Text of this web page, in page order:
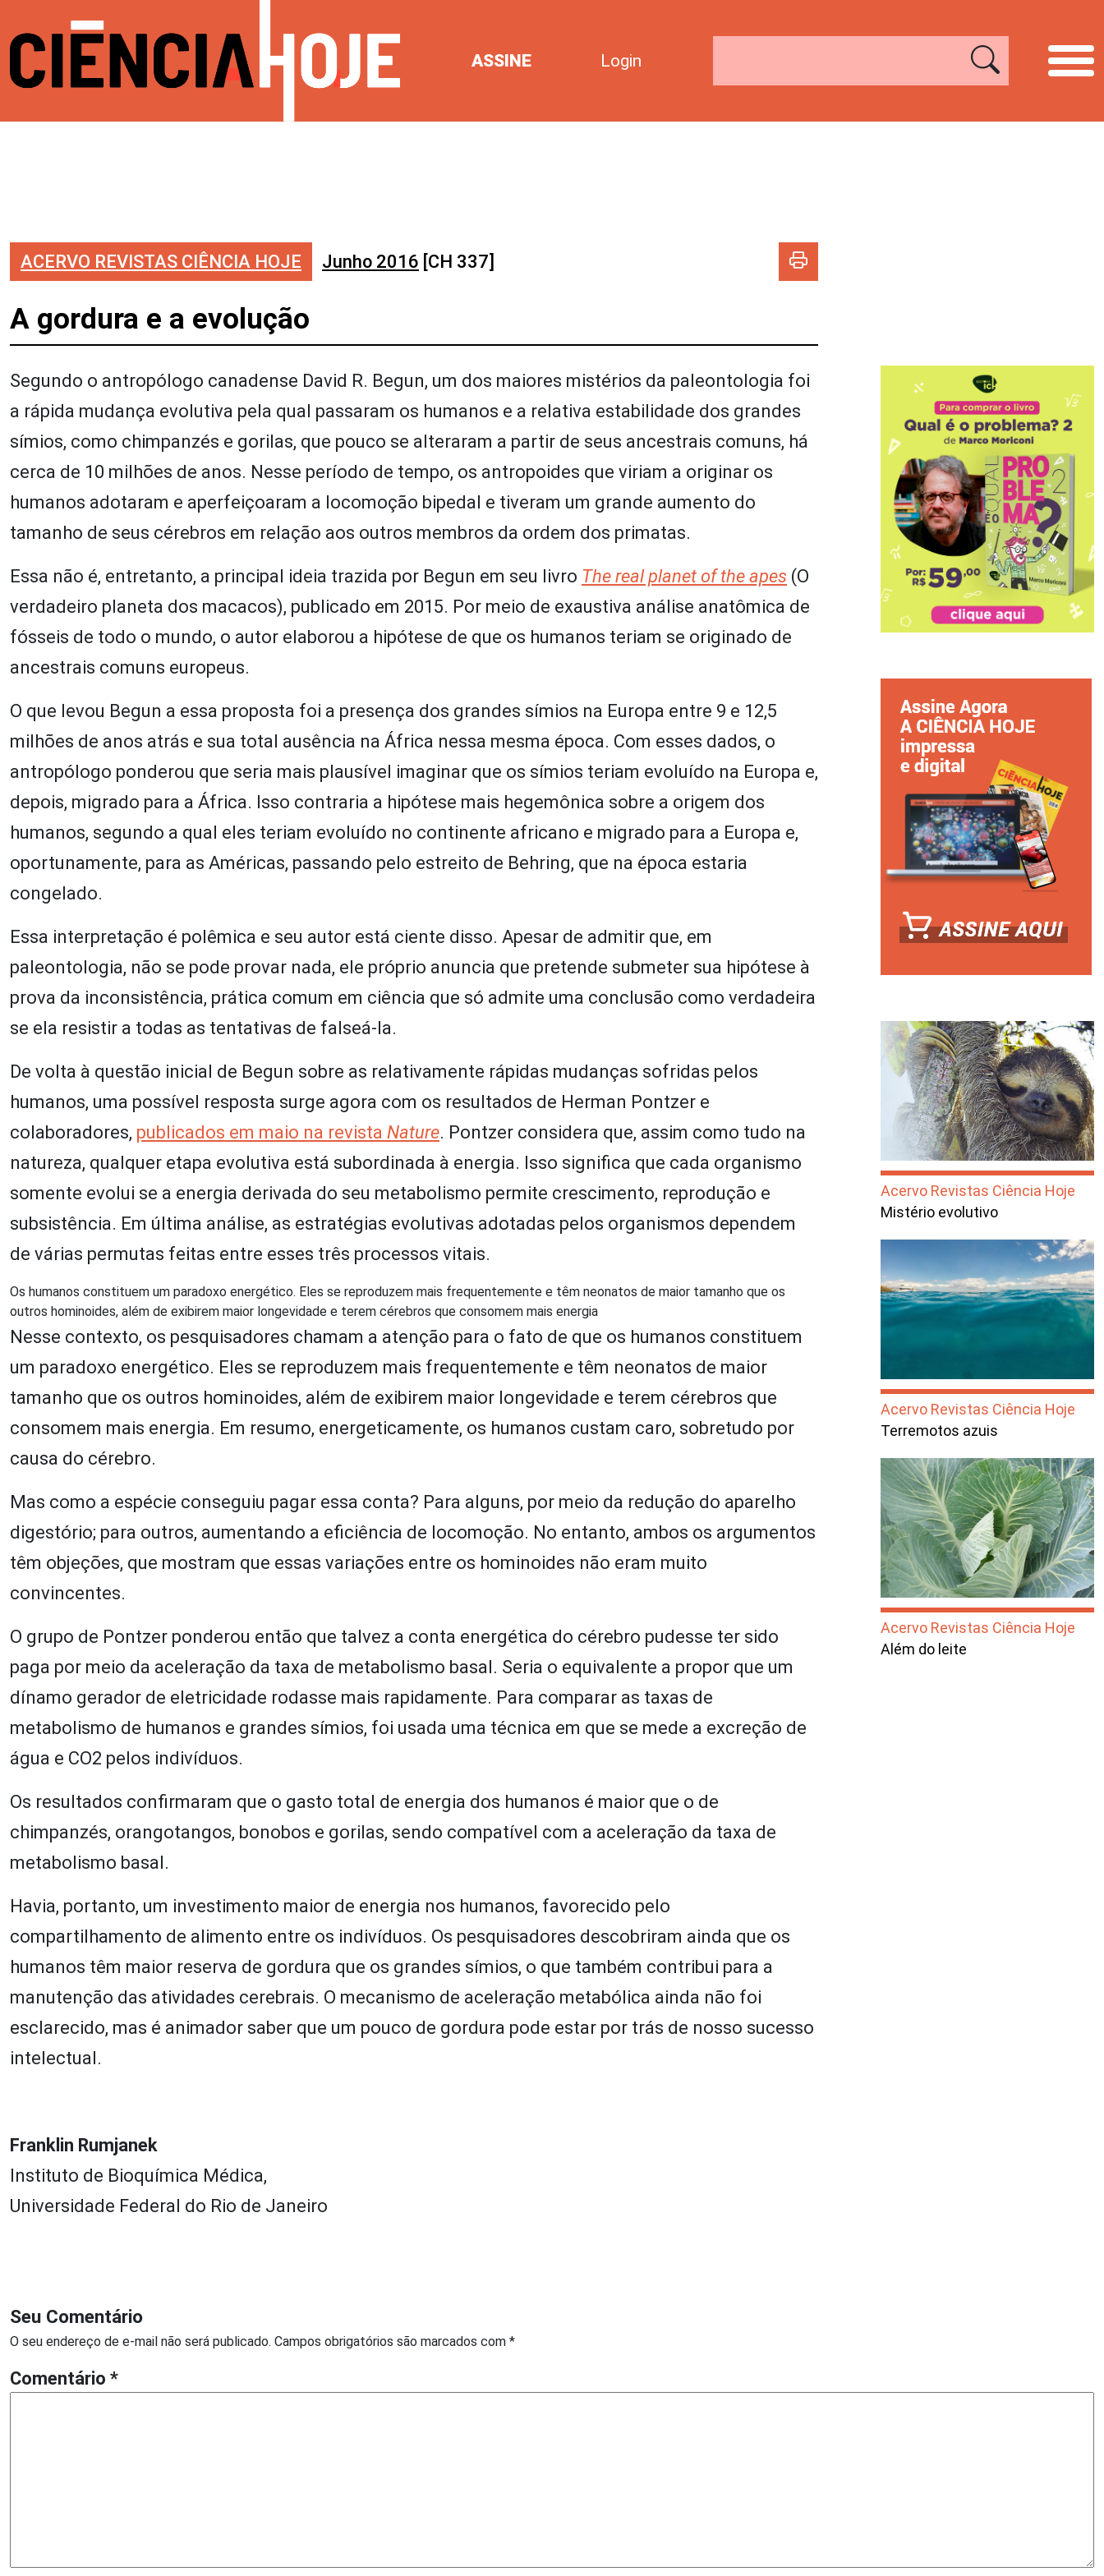
ASSINE Login
ACERVO REVISTAS CIÊNCIA HOJE Junho 2016 [CH 337]
A gordura e a evolução
Segundo o antropólogo canadense David R. Begun, um dos maiores mistérios da paleontologia foi
a rápida mudança evolutiva pela qual passaram os humanos e a relativa estabilidade dos grandes
símios, como chimpanzés e gorilas, que pouco se alteraram a partir de seus ancestrais comuns, há
cerca de 10 milhões de anos. Nesse período de tempo, os antropoides que viriam a originar os
humanos adotaram e aperfeiçoaram a locomoção bipedal e tiveram um grande aumento do
tamanho de seus cérebros em relação aos outros membros da ordem dos primatas.
Essa não é, entretanto, a principal ideia trazida por Begun em seu livro The real planet of the apes (O
verdadeiro planeta dos macacos), publicado em 2015. Por meio de exaustiva análise anatômica de
fósseis de todo o mundo, o autor elaborou a hipótese de que os humanos teriam se originado de
ancestrais comuns europeus.
O que levou Begun a essa proposta foi a presença dos grandes símios na Europa entre 9 e 12,5
milhões de anos atrás e sua total ausência na África nessa mesma época. Com esses dados, o
antropólogo ponderou que seria mais plausível imaginar que os símios teriam evoluído na Europa e,
depois, migrado para a África. Isso contraria a hipótese mais hegemônica sobre a origem dos
humanos, segundo a qual eles teriam evoluído no continente africano e migrado para a Europa e,
oportunamente, para as Américas, passando pelo estreito de Behring, que na época estaria
congelado.
Essa interpretação é polêmica e seu autor está ciente disso. Apesar de admitir que, em
paleontologia, não se pode provar nada, ele próprio anuncia que pretende submeter sua hipótese à
prova da inconsistência, prática comum em ciência que só admite uma conclusão como verdadeira
se ela resistir a todas as tentativas de falseá-la.
De volta à questão inicial de Begun sobre as relativamente rápidas mudanças sofridas pelos
humanos, uma possível resposta surge agora com os resultados de Herman Pontzer e
colaboradores, publicados em maio na revista Nature. Pontzer considera que, assim como tudo na
natureza, qualquer etapa evolutiva está subordinada à energia. Isso significa que cada organismo
somente evolui se a energia derivada do seu metabolismo permite crescimento, reprodução e
subsistência. Em última análise, as estratégias evolutivas adotadas pelos organismos dependem
de várias permutas feitas entre esses três processos vitais.
Os humanos constituem um paradoxo energético. Eles se reproduzem mais frequentemente e têm neonatos de maior tamanho que os
outros hominoides, além de exibirem maior longevidade e terem cérebros que consomem mais energia
Nesse contexto, os pesquisadores chamam a atenção para o fato de que os humanos constituem
um paradoxo energético. Eles se reproduzem mais frequentemente e têm neonatos de maior
tamanho que os outros hominoides, além de exibirem maior longevidade e terem cérebros que
consomem mais energia. Em resumo, energeticamente, os humanos custam caro, sobretudo por
causa do cérebro.
Mas como a espécie conseguiu pagar essa conta? Para alguns, por meio da redução do aparelho
digestório; para outros, aumentando a eficiência de locomoção. No entanto, ambos os argumentos
têm objeções, que mostram que essas variações entre os hominoides não eram muito
convincentes.
O grupo de Pontzer ponderou então que talvez a conta energética do cérebro pudesse ter sido
paga por meio da aceleração da taxa de metabolismo basal. Seria o equivalente a propor que um
dínamo gerador de eletricidade rodasse mais rapidamente. Para comparar as taxas de
metabolismo de humanos e grandes símios, foi usada uma técnica em que se mede a excreção de
água e CO2 pelos indivíduos.
Os resultados confirmaram que o gasto total de energia dos humanos é maior que o de
chimpanzés, orangotangos, bonobos e gorilas, sendo compatível com a aceleração da taxa de
metabolismo basal.
Havia, portanto, um investimento maior de energia nos humanos, favorecido pelo
compartilhamento de alimento entre os indivíduos. Os pesquisadores descobriram ainda que os
humanos têm maior reserva de gordura que os grandes símios, o que também contribui para a
manutenção das atividades cerebrais. O mecanismo de aceleração metabólica ainda não foi
esclarecido, mas é animador saber que um pouco de gordura pode estar por trás de nosso sucesso
intelectual.
Franklin Rumjanek
Instituto de Bioquímica Médica,
Universidade Federal do Rio de Janeiro
Acervo Revistas Ciência Hoje
Mistério evolutivo
Acervo Revistas Ciência Hoje
Terremotos azuis
Acervo Revistas Ciência Hoje
Além do leite
Seu Comentário
O seu endereço de e-mail não será publicado. Campos obrigatórios são marcados com *
Comentário *